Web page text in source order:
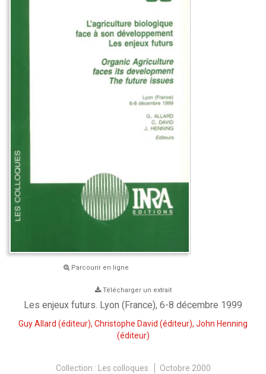
Parcourir en ligne
Télécharger un extrait
Les enjeux futurs. Lyon (France), 6-8 décembre 1999
Guy Allard (éditeur), Christophe David (éditeur), John Henning
(éditeur)
Collection : Les colloques
Octobre 2000